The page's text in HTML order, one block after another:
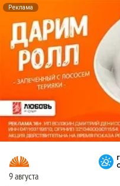
Реклама
9 августа